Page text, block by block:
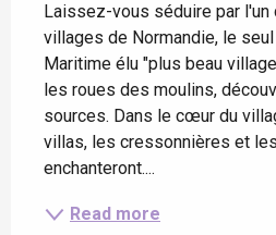
Laissez-vous séduire par l'un
villages de Normandie, le
Maritime élu "plus beau
les roues des moulins,
sources. Dans le cœur du
villas, les cressonnières et
enchanteront....
Read more